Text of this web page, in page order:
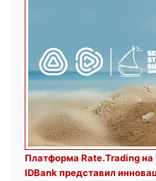
Платформа Rate.Trading
IDBank представил